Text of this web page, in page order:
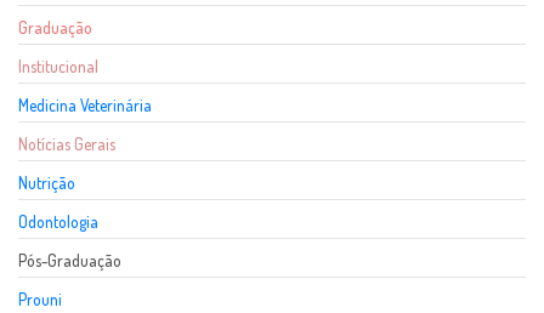
Graduação
Institucional
Medicina Veterinária
Notícias Gerais
Nutrição
Odontologia
Pós-Graduação
Prouni